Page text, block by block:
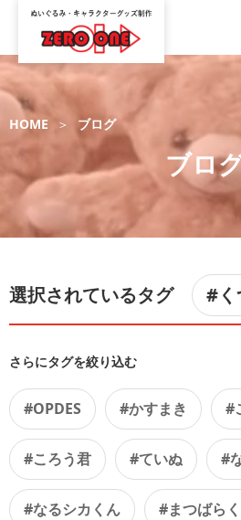
HOME ブログ
ブロ
選択されているタグ #く
さらにタグを絞り込む
#OPDES #かすまき #
#ころう君 #ていぬ #
#なるシカくん #まつばら